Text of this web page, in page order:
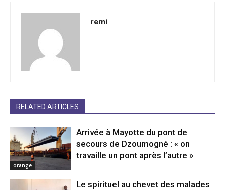
remi
RELATED ARTICLES
orange
Arrivée à Mayotte du pont de
secours de Dzoumogné : « on
travaille un pont après l’autre »
Le spirituel au chevet des malades